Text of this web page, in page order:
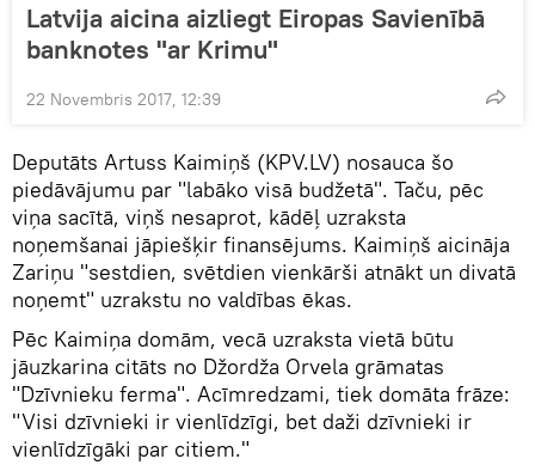
Latvija aicina aizliegt Eiropas Savienībā
banknotes "ar Krimu"
22 Novembris 2017, 12:39
Deputāts Artuss Kaimiņš (KPV.LV) nosauca šo
piedāvājumu par "labāko visā budžetā". Taču, pēc
viņa sacītā, viņš nesaprot, kādēļ uzraksta
noņemšanai jāpiešķir finansējums. Kaimiņš aicināja
Zariņu "sestdien, svētdien vienkārši atnākt un divatā
noņemt" uzrakstu no valdības ēkas.
Pēc Kaimiņa domām, vecā uzraksta vietā būtu
jāuzkarina citāts no Džordža Orvela grāmatas
"Dzīvnieku ferma". Acīmredzami, tiek domāta frāze:
"Visi dzīvnieki ir vienlīdzīgi, bet daži dzīvnieki ir
vienlīdzīgāki par citiem."